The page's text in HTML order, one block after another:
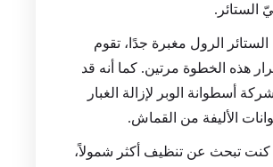
الستائر.
الستائر الرول مغبرة جدًا، تقوم
هذه الخطوة مرتين. كما أنه قد
أسطوانة الوبر لإزالة الغبار
الأليفة من القماش.
كنت تبحث عن تنظيف أكثر شمولاً،